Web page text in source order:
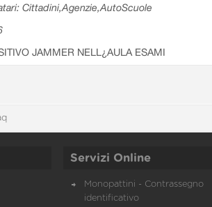
Cittadini,Agenzie,AutoScuole
JAMMER NELL¿AULA ESAMI
Servizi Online
Monopattini - Contrassegno
identificativo